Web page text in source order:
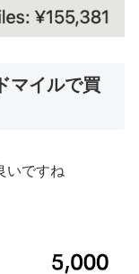
マイルで買
いですね